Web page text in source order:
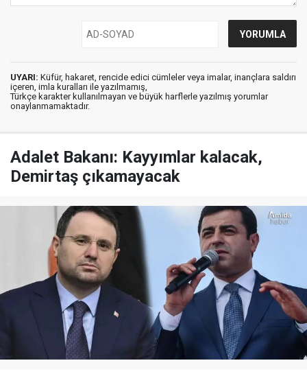
UYARI: Küfür, hakaret, rencide edici cümleler veya imalar, inançlara saldırı
içeren, imla kuralları ile yazılmamış,
Türkçe karakter kullanılmayan ve büyük harflerle yazılmış yorumlar
onaylanmamaktadır.
Adalet Bakanı: Kayyımlar kalacak,
Demirtaş çıkamayacak